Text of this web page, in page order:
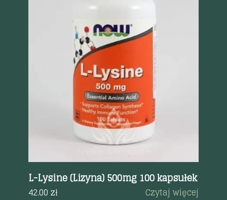
Szybki podgląd
L-Lysine (Lizyna) 500mg 100 kapsułek
42.00zł Czytaj więcej